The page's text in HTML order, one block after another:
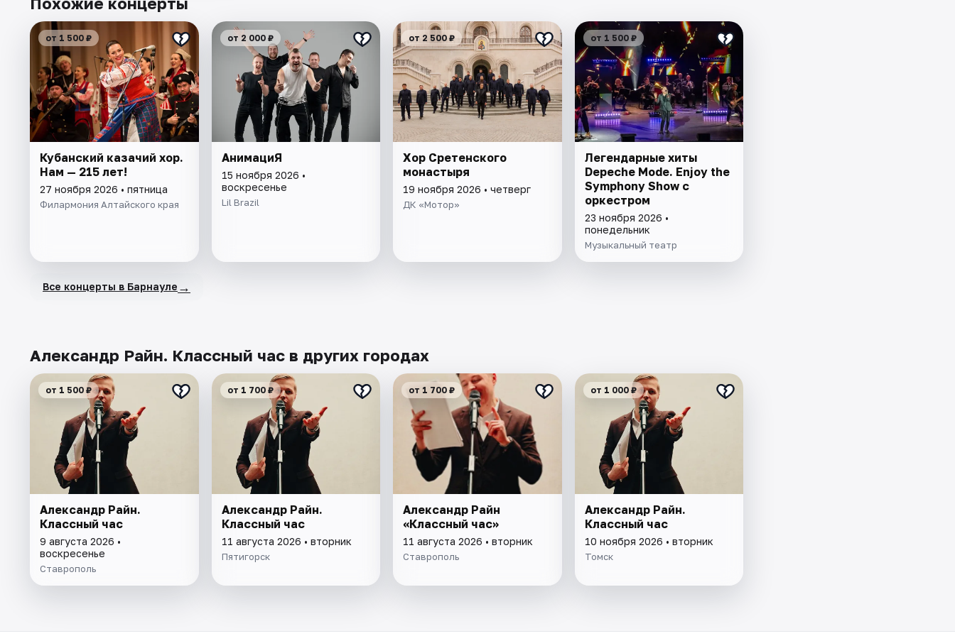
от 1 500 ₽
Кубанский казачий хор.
Нам — 215 лет!
27 ноября 2026 • пятница
Филармония Алтайского края
от 2 000 ₽
АнимациЯ
15 ноября 2026 •
воскресенье
Lil Brazil
от 2 500 ₽
Хор Сретенского
монастыря
19 ноября 2026 • четверг
ДК «Мотор»
от 1 500 ₽
Легендарные хиты
Depeche Mode. Enjoy the
Symphony Show с
оркестром
23 ноября 2026 •
понедельник
Музыкальный театр
Все концерты в Барнауле →
Александр Райн. Классный час в других городах
от 1 500 ₽
Александр Райн.
Классный час
9 августа 2026 •
воскресенье
Ставрополь
от 1 700 ₽
Александр Райн.
Классный час
11 августа 2026 • вторник
Пятигорск
от 1 700 ₽
Александр Райн
«Классный час»
11 августа 2026 • вторник
Ставрополь
от 1 000 ₽
Александр Райн.
Классный час
10 ноября 2026 • вторник
Томск